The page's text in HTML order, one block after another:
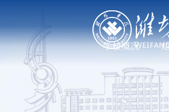
学校概况
学校简介
现任领导
党政
教学